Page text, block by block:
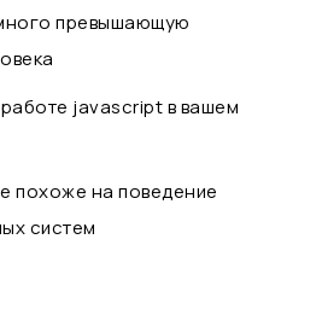
превышающую
javascript в вашем
похоже на поведение
систем